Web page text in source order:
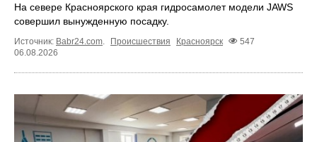
На севере Красноярского края гидросамолет модели JAWS
совершил вынужденную посадку.
Источник: Babr24.com Происшествия Красноярск
547
06.08.2026